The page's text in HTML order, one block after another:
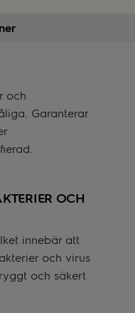
och
Garanterar
OCH
innebär att
och virus
och säkert